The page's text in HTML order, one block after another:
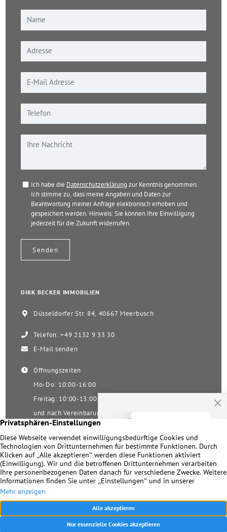
Ich habe die Datenschutzerklärung zur Kenntnis genommen.
Ich stimme zu, dass meine Angaben und Daten zur
Beantwortung meiner Anfrage elektronisch erhoben und
gespeichert werden. Hinweis: Sie können Ihre Einwilligung
jederzeit für die Zukunft widerrufen.
DIRK BECKER IMMOBILIEN
Düsseldorfer Str. 84, 40667 Meerbusch
Telefon: +49 2132 9 33 30
E-Mail senden
Öffnungszeiten
Mo-Do: 10:00-16:00
Freitag: 10:00-13:00
und nach Vereinbarung
Samstag nach Vereinbarung!
Unsere Facebookseite
Impressum | Datenschutz | Kontakt
© 2026 Dirk Becker Immobilien – Seit 1978 Ihr Immobilienmakler in